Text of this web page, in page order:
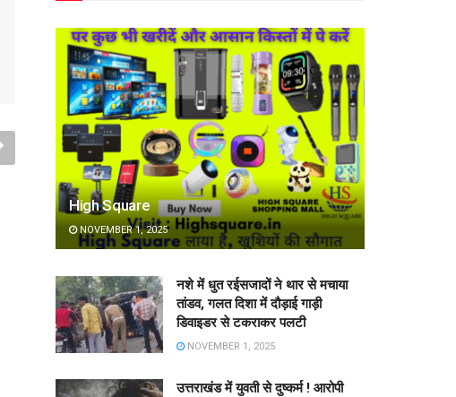
High Square
NOVEMBER 1, 2025
नशे में धुत रईसजादों ने थार से मचाया
तांडव, गलत दिशा में दौड़ाई गाड़ी
डिवाइडर से टकराकर पलटी
NOVEMBER 1, 2025
उत्तराखंड में युवती से दुष्कर्म ! आरोपी